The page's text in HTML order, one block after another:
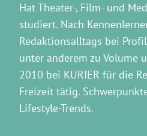
Hat Theater-, Film- und
studiert. Nach
Redaktionsalltags bei
unter anderem zu Volume
2010 bei KURIER für die
Freizeit tätig.
Lifestyle-Trends.